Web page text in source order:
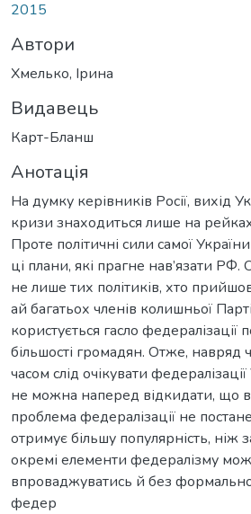
2015
Автори
Хмелько, Ірина
Видавець
Карт-Бланш
Анотація
На думку керівників Росії, вихід
кризи знаходиться лише на
Проте політичні сили самої
ці плани, які прагне нав’язати РФ.
не лише тих політиків, хто
ай багатьох членів колишньої
користується гасло федералізації
більшості громадян. Отже,
часом слід очікувати
не можна наперед відкидати, що
проблема федералізації не
отримує більшу популярність, ніж
окремі елементи федералізму
впроваджуватись й без
федер